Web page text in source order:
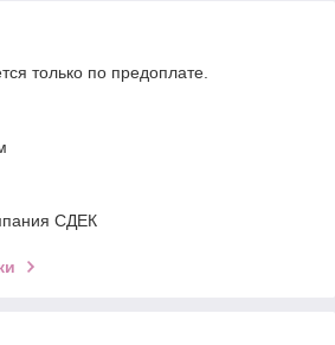
только по предоплате.
СДЕК